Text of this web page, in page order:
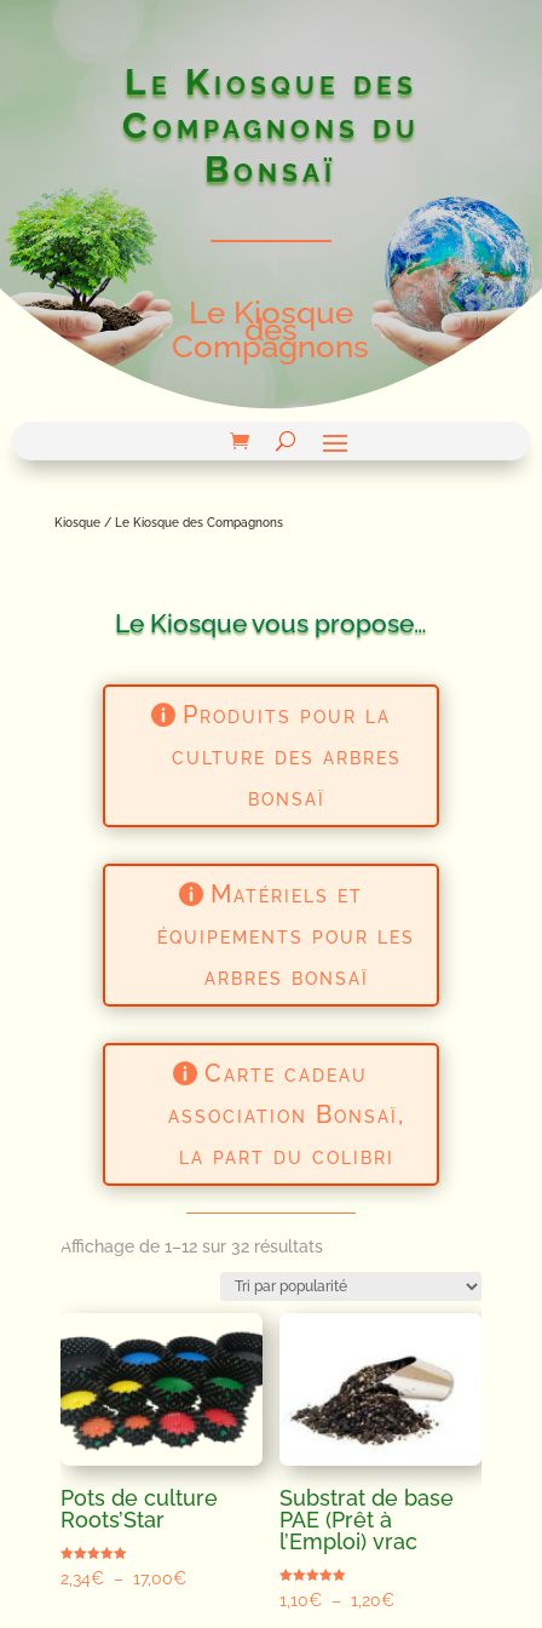
Le Kiosque des
Compagnons du
Bonsaï
Le Kiosque
des
Compagnons
Kiosque / Le Kiosque des Compagnons
Le Kiosque vous propose…
Produits pour la
culture des arbres
bonsaï
Matériels et
équipements pour les
arbres bonsaï
Carte cadeau
association Bonsaï,
la part du colibri
Affichage de 1–12 sur 32 résultatsTrié
popularité
Pots de culture
Roots’Star
5.00
2,34€ – 17,00€Plage
Substrat de base
PAE (Prêt à
l’Emploi) vrac
5.00
1,10€ – 1,20€Plage